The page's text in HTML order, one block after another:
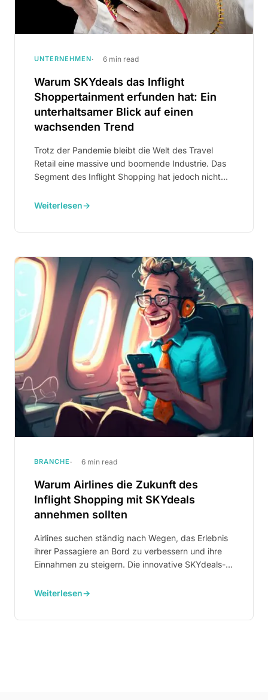
UNTERNEHMEN 6 min read
Warum SKYdeals das Inflight
Shoppertainment erfunden hat: Ein
unterhaltsamer Blick auf einen
wachsenden Trend
Trotz der Pandemie bleibt die Welt des Travel
Retail eine massive und boomende Industrie. Das
Segment des Inflight Shopping hat jedoch nicht
Diskrepanz veranlasste uns bei SKYdeals, genauer
Weiterlesen→
BRANCHE 6 min read
Warum Airlines die Zukunft des
Inflight Shopping mit SKYdeals
annehmen sollten
Airlines suchen ständig nach Wegen, das Erlebnis
ihrer Passagiere an Bord zu verbessern und ihre
Einnahmen zu steigern. Die innovative SKYdeals-
Weiterlesen→